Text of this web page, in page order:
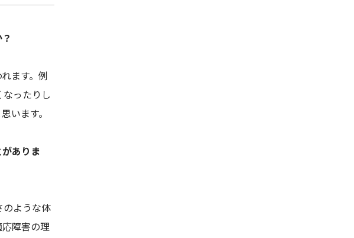
ます。例
ったりし
います。
ありま
のような体
障害の理